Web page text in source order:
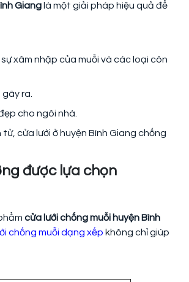
Giang là một giải pháp hiệu quả để
xâm nhập của muỗi và các loại côn
ra.
cho ngôi nhà.
cửa lưới ở huyện Bình Giang chống
được lựa chọn
cửa lưới chống muỗi huyện Bình
chống muỗi dạng xếp không chỉ giúp